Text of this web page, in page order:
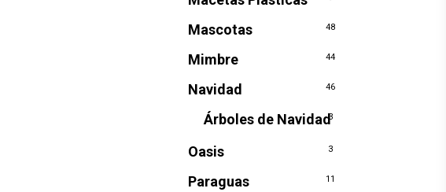
Mascotas 48
Mimbre 44
Navidad 46
Árboles de Navidad3
Oasis 3
Paraguas 11